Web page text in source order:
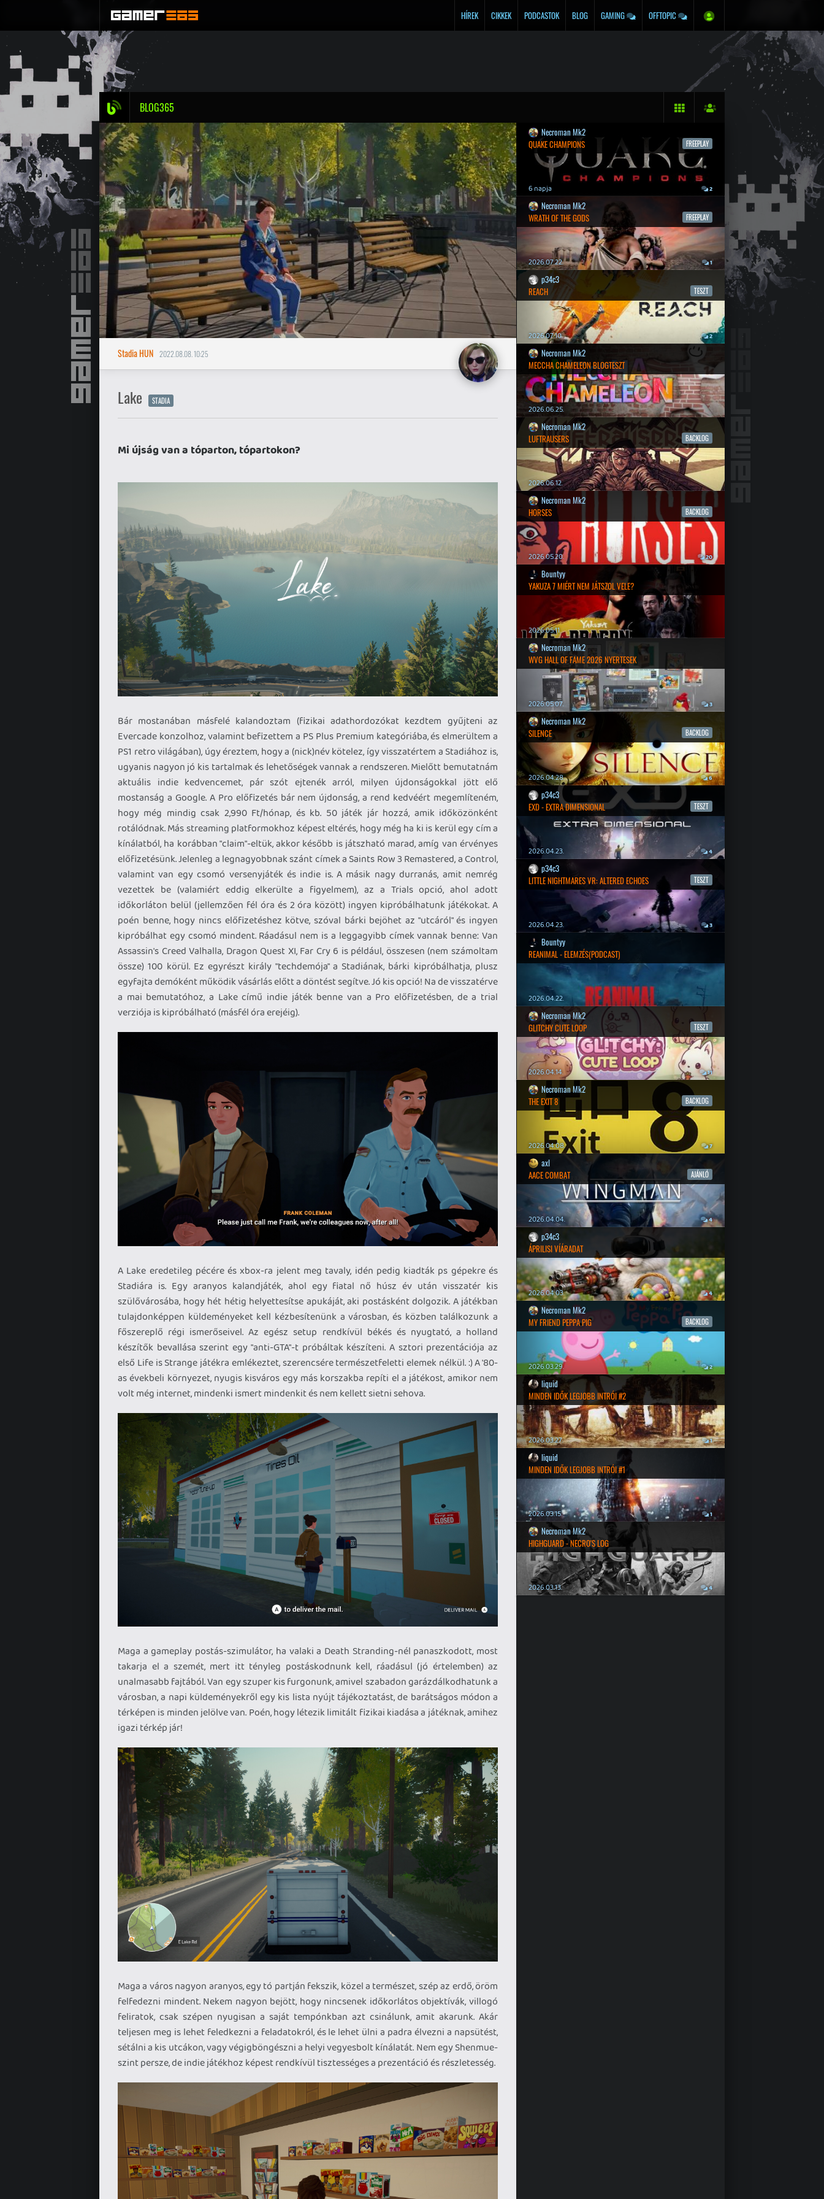
HÍREK CIKKEK PODCASTOK BLOG GAMING OFFTOPIC
BLOG365
Stadia HUN 2022.08.08. 10:25
Lake STADIA
Mi újság van a tóparton, tópartokon?
Bár mostanában másfelé kalandoztam (fizikai adathordozókat kezdtem gyűjteni az
Evercade konzolhoz, valamint befizettem a PS Plus Premium kategóriába, és elmerültem a
PS1 retro világában), úgy éreztem, hogy a (nick)név kötelez, így visszatértem a Stadiához is,
ugyanis nagyon jó kis tartalmak és lehetőségek vannak a rendszeren. Mielőtt bemutatnám
aktuális indie kedvencemet, pár szót ejtenék arról, milyen újdonságokkal jött elő
mostanság a Google. A Pro előfizetés bár nem újdonság, a rend kedvéért megemlíteném,
hogy még mindig csak 2,990 Ft/hónap, és kb. 50 játék jár hozzá, amik időközönként
rotálódnak. Más streaming platformokhoz képest eltérés, hogy még ha ki is kerül egy cím a
kínálatból, ha korábban "claim"-eltük, akkor később is játszható marad, amíg van érvényes
előfizetésünk. Jelenleg a legnagyobbnak szánt címek a Saints Row 3 Remastered, a Control,
valamint van egy csomó versenyjáték és indie is. A másik nagy durranás, amit nemrég
vezettek be (valamiért eddig elkerülte a figyelmem), az a Trials opció, ahol adott
időkorláton belül (jellemzően fél óra és 2 óra között) ingyen kipróbálhatunk játékokat. A
poén benne, hogy nincs előfizetéshez kötve, szóval bárki bejöhet az "utcáról" és ingyen
kipróbálhat egy csomó mindent. Ráadásul nem is a leggagyibb címek vannak benne: Van
Assassin's Creed Valhalla, Dragon Quest XI, Far Cry 6 is például, összesen (nem számoltam
össze) 100 körül. Ez egyrészt király "techdemója" a Stadiának, bárki kipróbálhatja, plusz
egyfajta demóként működik vásárlás előtt a döntést segítve. Jó kis opció! Na de visszatérve
a mai bemutatóhoz, a Lake című indie játék benne van a Pro előfizetésben, de a trial
verziója is kipróbálható (másfél óra erejéig).
A Lake eredetileg pécére és xbox-ra jelent meg tavaly, idén pedig kiadták ps gépekre és
Stadiára is. Egy aranyos kalandjáték, ahol egy fiatal nő húsz év után visszatér kis
szülővárosába, hogy hét hétig helyettesítse apukáját, aki postásként dolgozik. A játékban
tulajdonképpen küldeményeket kell kézbesítenünk a városban, és közben találkozunk a
főszereplő régi ismerőseivel. Az egész setup rendkívül békés és nyugtató, a holland
készítők bevallása szerint egy "anti-GTA"-t próbáltak készíteni. A sztori prezentációja az
első Life is Strange játékra emlékeztet, szerencsére természetfeletti elemek nélkül. :) A '80-
as évekbeli környezet, nyugis kisváros egy más korszakba repíti el a játékost, amikor nem
volt még internet, mindenki ismert mindenkit és nem kellett sietni sehova.
Maga a gameplay postás-szimulátor, ha valaki a Death Stranding-nél panaszkodott, most
takarja el a szemét, mert itt tényleg postáskodnunk kell, ráadásul (jó értelemben) az
unalmasabb fajtából. Van egy szuper kis furgonunk, amivel szabadon garázdálkodhatunk a
városban, a napi küldeményekről egy kis lista nyújt tájékoztatást, de barátságos módon a
térképen is minden jelölve van. Poén, hogy létezik limitált fizikai kiadása a játéknak, amihez
igazi térkép jár!
Maga a város nagyon aranyos, egy tó partján fekszik, közel a természet, szép az erdő, öröm
felfedezni mindent. Nekem nagyon bejött, hogy nincsenek időkorlátos objektívák, villogó
feliratok, csak szépen nyugisan a saját tempónkban azt csinálunk, amit akarunk. Akár
teljesen meg is lehet feledkezni a feladatokról, és le lehet ülni a padra élvezni a napsütést,
sétálni a kis utcákon, vagy végigböngészni a helyi vegyesbolt kínálatát. Nem egy Shenmue-
szint persze, de indie játékhoz képest rendkívül tisztességes a prezentáció és részletesség.
Necroman Mk2
QUAKE CHAMPIONS
FREEPLAY
6 napja 2
Necroman Mk2
WRATH OF THE GODS
FREEPLAY
2026.07.22. 1
p34c3
REACH
TESZT
2026.07.10. 2
Necroman Mk2
MECCHA CHAMELEON BLOGTESZT
2026.06.25.
Necroman Mk2
LUFTRAUSERS
BACKLOG
2026.06.12.
Necroman Mk2
HORSES
BACKLOG
2026.05.20. 20
Bountyy
YAKUZA 7 MIÉRT NEM JÁTSZOL VELE?
2026.05.11.
Necroman Mk2
WVG HALL OF FAME 2026 NYERTESEK
2026.05.07. 3
Necroman Mk2
SILENCE
BACKLOG
2026.04.28. 6
p34c3
EXD - EXTRA DIMENSIONAL
TESZT
2026.04.23. 4
p34c3
LITTLE NIGHTMARES VR: ALTERED ECHOES
TESZT
2026.04.23. 3
Bountyy
REANIMAL - ELEMZÉS(PODCAST)
2026.04.22.
Necroman Mk2
GLITCHY CUTE LOOP
TESZT
2026.04.14. 11
Necroman Mk2
THE EXIT 8
BACKLOG
2026.04.08. 7
axl
AACE COMBAT
AJÁNLÓ
2026.04.04. 4
p34c3
ÁPRILISI VÍÁRADAT
2026.04.03. 4
Necroman Mk2
MY FRIEND PEPPA PIG
BACKLOG
2026.03.29. 2
liquid
MINDEN IDŐK LEGJOBB INTRÓI #2
2026.03.27. 1
liquid
MINDEN IDŐK LEGJOBB INTRÓI #1
2026.03.15. 1
Necroman Mk2
HIGHGUARD - NECRO'S LOG
2026.03.13. 4